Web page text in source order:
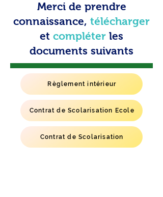
Merci de prendre
connaissance, télécharger
et compléter les
documents suivants
Règlement intérieur
Contrat de Scolarisation Ecole
Contrat de Scolarisation